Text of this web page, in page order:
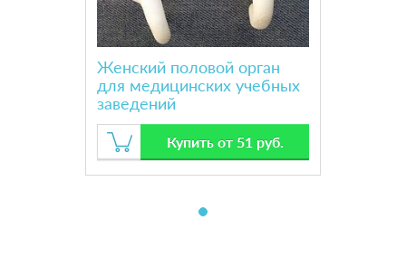
Женский половой орган
для медицинских учебных
заведений
Купить от 51 руб.